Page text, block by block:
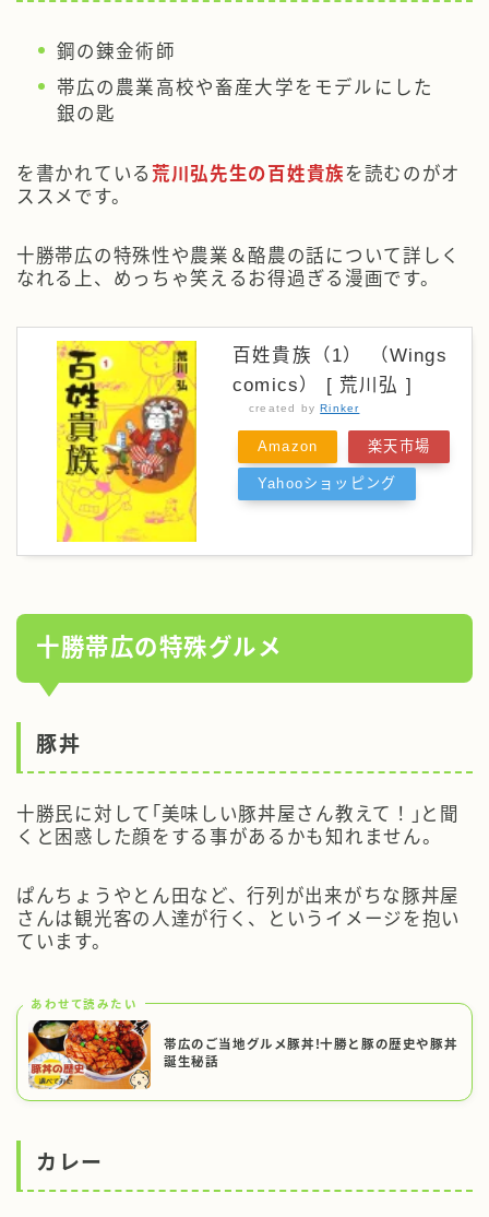
鋼の錬金術師
帯広の農業高校や畜産大学をモデルにした
銀の匙
を書かれている 荒川弘先生の百姓貴族を読むのがオ
ススメです。
十勝帯広の特殊性や農業＆酪農の話について詳しく
なれる
上、めっちゃ笑えるお得過ぎる漫画です。
百姓貴族（1） （Wings
comics） [ 荒川弘 ]
created byRinker
Amazon 楽天市場
Yahooショッピング
十勝帯広の特殊グルメ
豚丼
十勝民に対して｢美味しい豚丼屋さん教えて！｣と聞
くと困惑した顔をする事があるかも知れません。
ぱんちょうやとん田など、行列が出来がちな豚丼屋
さんは観光客の人達が行く、というイメージを抱い
ています。
あわせて読みたい
帯広のご当地グルメ豚丼!十勝と豚の歴史や豚丼
誕生秘話
カレー